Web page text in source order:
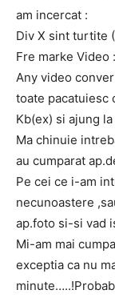
am incercat :
Div X sint turtite
Fre marke
Any video
toate pacatuiesc
Kb(ex) si ajung
Ma chinuie
au cumparat
Pe cei ce i-am
necunoastere
ap.foto si-si vad
Mi-am mai
exceptia ca nu